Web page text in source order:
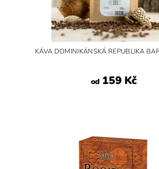
KÁVA DOMINIKÁNSKÁ REPUBLIKA
od159 Kč